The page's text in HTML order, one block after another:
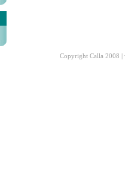
Copyright Calla 2008 |